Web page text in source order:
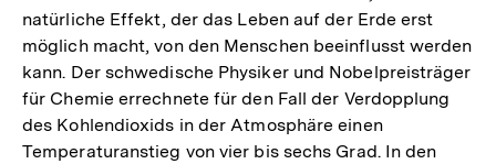
natürliche Effekt, der das Leben auf der Erde erst
möglich macht, von den Menschen beeinflusst werden
kann. Der schwedische Physiker und Nobelpreisträger
für Chemie errechnete für den Fall der Verdopplung
des Kohlendioxids in der Atmosphäre einen
Temperaturanstieg von vier bis sechs Grad. In den